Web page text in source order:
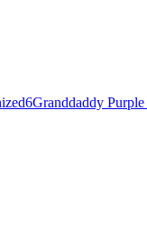
6Granddaddy